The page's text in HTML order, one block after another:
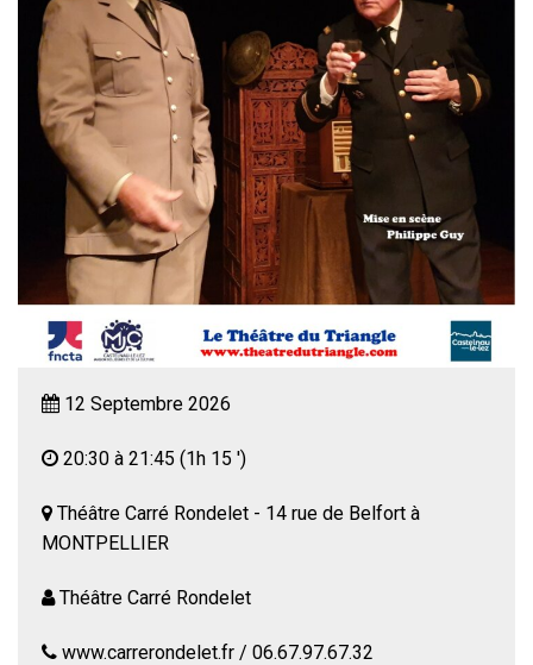
12 Septembre 2026
20:30 à 21:45 (1h 15 ')
Théâtre Carré Rondelet - 14 rue de Belfort à
MONTPELLIER
Théâtre Carré Rondelet
www.carrerondelet.fr / 06.67.97.67.32